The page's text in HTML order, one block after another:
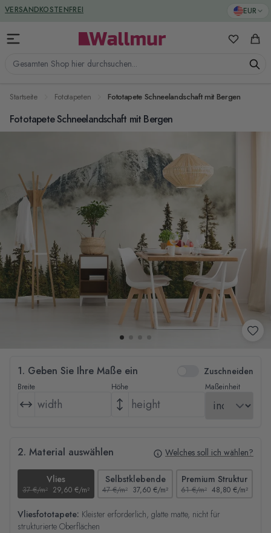
Zum Inhalt springen EUR
Gesamten Shop hier durchsuchen...
Meine
VERSANDKOSTENFREI
GREENGUARD ZERTIFIZIERT
Startseite Fototapeten Fototapete Schneelandschaft mit Bergen
Fototapete Schneelandschaft mit Bergen
1. Geben Sie Ihre Maße ein Zuschneiden
Breite Höhe Maßeinheit
2. Material auswählen Welches soll ich wählen?
Vlies
37 €/m² 29,60 €/m²
Selbstklebende
47 €/m² 37,60 €/m²
Premium Struktur
61 €/m² 48,80 €/m²
Vliesfototapete: Kleister erforderlich, glatte matte, nicht für
strukturierte Oberflächen